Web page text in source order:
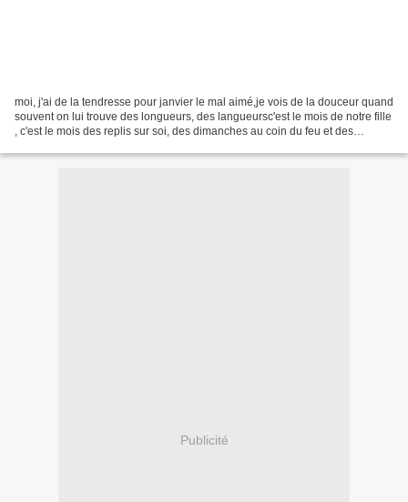
moi, j'ai de la tendresse pour janvier le mal aimé,je vois de la douceur quand
souvent on lui trouve des longueurs, des langueursc'est le mois de notre fille
, c'est le mois des replis sur soi, des dimanches au coin du feu et des
Publicité